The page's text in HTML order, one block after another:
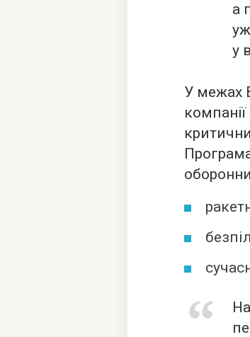
а
у
У межах